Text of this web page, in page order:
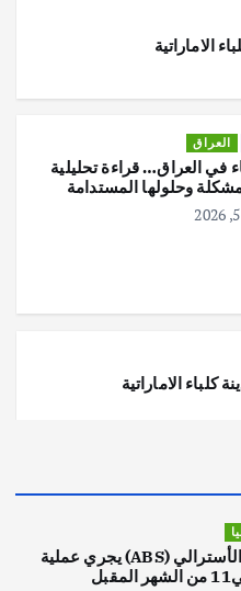
الاماراتية
العراق
في العراق… قراءة تحليلية
وحلولها المستدامة
كلباء الاماراتية
بلعبة كمال الاجسام
مكتب الإحصاءات الأسترالي (ABS) يجري عملية